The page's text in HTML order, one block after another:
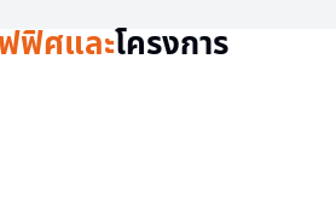
ฟิศและโครงการ